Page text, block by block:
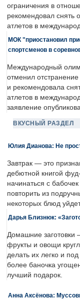
ограничения в
рекомендовал снять
атлетов в
МОК "приостановил
спортсменов в
Международный
отменил
и рекомендовала
атлетов в
заявление
ВКУСНЫЙ РАЗДЕЛ
Юлия Дианова: Не
Завтрак — это
дебютной книгой
начинаться с
повторить из
некоторых блюд
Дарья Близнюк:
Домашние заготовки
фрукты и овощи
делать их легко и
более баночка
лучший подарок.
Анна Аксёнова: